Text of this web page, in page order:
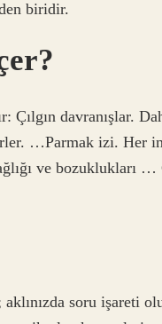
biridir.
Çılgın davranışlar.
…Parmak izi. Her
ve bozuklukları
soru işareti